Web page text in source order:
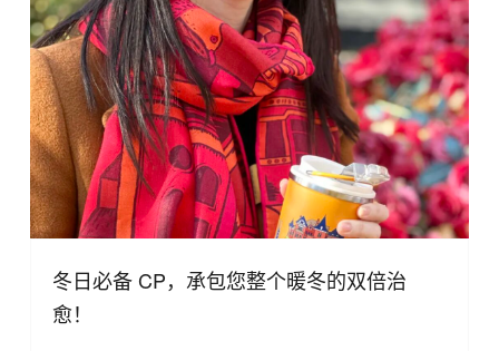
冬日必备 CP，承包您整个暖冬的双倍治
愈！